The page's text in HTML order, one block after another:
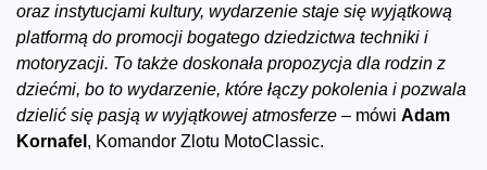
oraz instytucjami kultury, wydarzenie staje się wyjątkową
platformą do promocji bogatego dziedzictwa techniki i
motoryzacji. To także doskonała propozycja dla rodzin z
dziećmi, bo to wydarzenie, które łączy pokolenia i pozwala
dzielić się pasją w wyjątkowej atmosferze – mówi Adam
Kornafel , Komandor Zlotu MotoClassic.